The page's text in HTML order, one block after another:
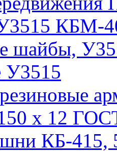
КБМ-
шайбы,
У3515
x 12
КБ-415,